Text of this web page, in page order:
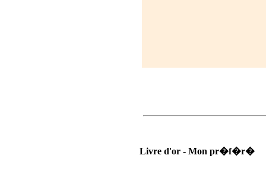
Livre d'or - Mon pr�f�r�